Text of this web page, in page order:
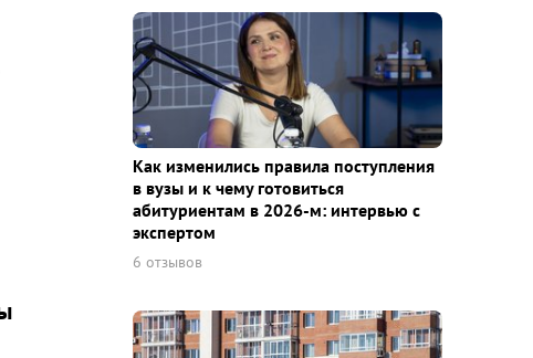
Как изменились правила поступления
в вузы и к чему готовиться
абитуриентам в 2026-м: интервью с
экспертом
6 отзывов